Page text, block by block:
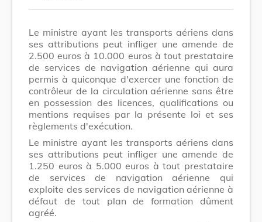
Le ministre ayant les transports aériens dans
ses attributions peut infliger une amende de
2.500 euros à 10.000 euros à tout prestataire
de services de navigation aérienne qui aura
permis à quiconque d'exercer une fonction de
contrôleur de la circulation aérienne sans être
en possession des licences, qualifications ou
mentions requises par la présente loi et ses
règlements d'exécution.
Le ministre ayant les transports aériens dans
ses attributions peut infliger une amende de
1.250 euros à 5.000 euros à tout prestataire
de services de navigation aérienne qui
exploite des services de navigation aérienne à
défaut de tout plan de formation dûment
agréé.